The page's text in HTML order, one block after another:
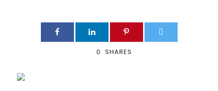
0 SHARES